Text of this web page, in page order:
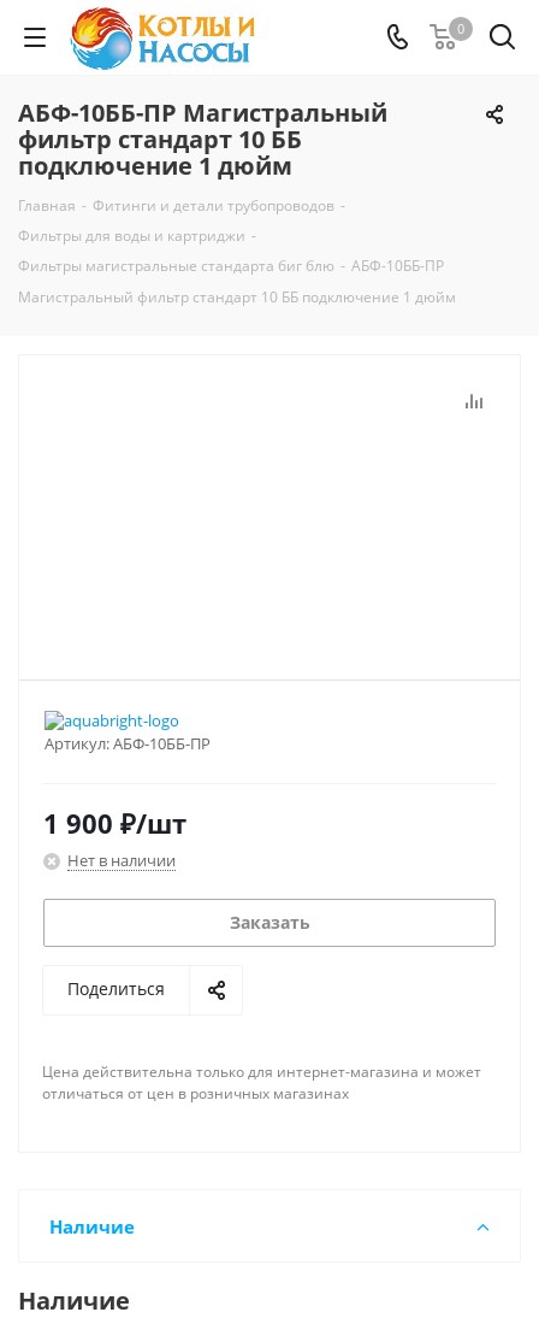
0
АБФ-10ББ-ПР Магистральный
фильтр стандарт 10 ББ
подключение 1 дюйм
Главная - Фитинги и детали трубопроводов -
Фильтры для воды и картриджи -
Фильтры магистральные стандарта биг блю - АБФ-10ББ-ПР
Магистральный фильтр стандарт 10 ББ подключение 1 дюйм
Артикул:АБФ-10ББ-ПР
1 900 ₽/шт
Нет в наличии
Заказать
Поделиться
Цена действительна только для интернет-магазина и может
отличаться от цен в розничных магазинах
Наличие
Наличие